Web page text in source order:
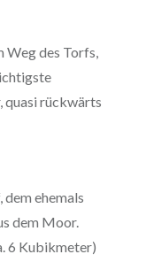
Weg des Torfs,
quasi rückwärts
ehemals
dem Moor.
6 Kubikmeter)